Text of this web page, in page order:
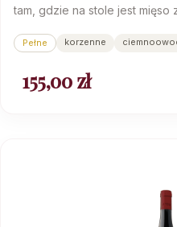
tam, gdzie na stole jest mięso
Pełne korzenne
155,00zł